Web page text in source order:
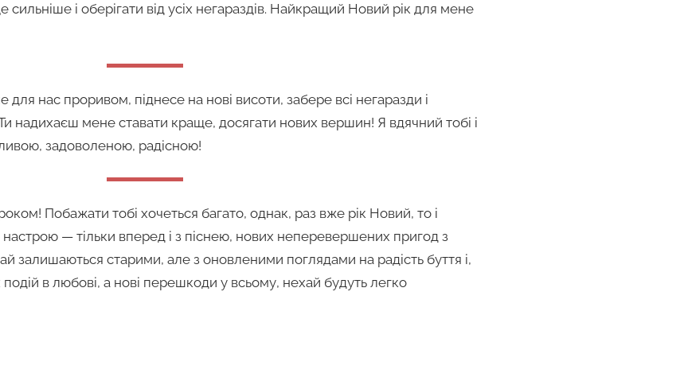
і оберігати від усіх негараздів. Найкращий Новий рік для мене
для нас проривом, піднесе на нові висоти, забере всі негаразди і
Ти надихаєш мене ставати краще, досягати нових вершин! Я вдячний тобі і
задоволеною, радісною!
Побажати тобі хочеться багато, однак, раз вже рік Новий, то і
— тільки вперед і з піснею, нових неперевершених пригод з
залишаються старими, але з оновленими поглядами на радість буття і,
подій в любові, а нові перешкоди у всьому, нехай будуть легко